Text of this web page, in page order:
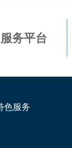
服务平台
色服务